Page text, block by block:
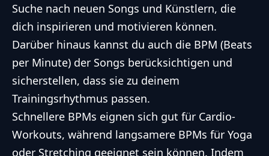
Suche nach neuen Songs und Künstlern, die
dich inspirieren und motivieren können.
Darüber hinaus kannst du auch die BPM (Beats
per Minute) der Songs berücksichtigen und
sicherstellen, dass sie zu deinem
Trainingsrhythmus passen.
Schnellere BPMs eignen sich gut für Cardio-
Workouts, während langsamere BPMs für Yoga
oder Stretching geeignet sein können. Indem